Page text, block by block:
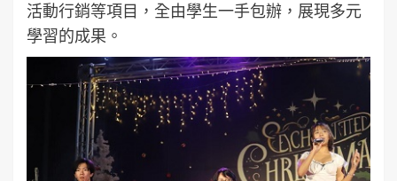
活動行銷等項目，全由學生一手包辦，展現多元
學習的成果。